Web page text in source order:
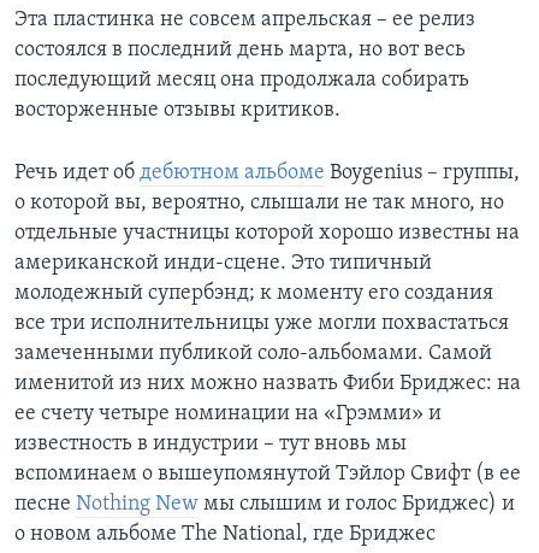
Эта пластинка не совсем апрельская – ее релиз
состоялся в последний день марта, но вот весь
последующий месяц она продолжала собирать
восторженные отзывы критиков.
Речь идет об дебютном альбоме Boygenius – группы,
о которой вы, вероятно, слышали не так много, но
отдельные участницы которой хорошо известны на
американской инди-сцене. Это типичный
молодежный супербэнд; к моменту его создания
все три исполнительницы уже могли похвастаться
замеченными публикой соло-альбомами. Самой
именитой из них можно назвать Фиби Бриджес: на
ее счету четыре номинации на «Грэмми» и
известность в индустрии – тут вновь мы
вспоминаем о вышеупомянутой Тэйлор Свифт (в ее
песне Nothing New мы слышим и голос Бриджес) и
о новом альбоме The National, где Бриджес